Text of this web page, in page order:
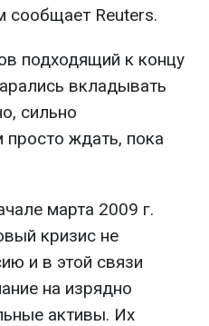
сообщает Reuters.
подходящий к концу
вкладывать
сильно
ждать, пока
марта 2009 г.
кризис не
и в этой связи
на изрядно
активы. Их